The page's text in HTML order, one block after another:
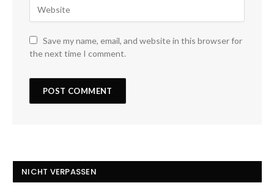
Save my name, email, and website in this browser for
the next time I comment.
NICHT VERPASSEN